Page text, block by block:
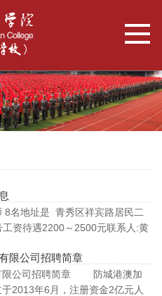
8名地址是 青秀区祥宾路居民二
资待遇2200～2500元联系人:黄
限公司招聘简章
限公司招聘简章 防城港澳加
2013年6月，注册资金2亿元人